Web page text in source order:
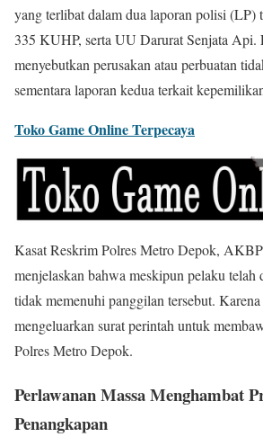
yang terlibat dalam dua laporan polisi (LP)
335 KUHP, serta UU Darurat Senjata Api.
menyebutkan perusakan atau perbuatan
sementara laporan kedua terkait
Toko Game Online Terpecaya
Kasat Reskrim Polres Metro Depok,
menjelaskan bahwa meskipun pelaku
tidak memenuhi panggilan tersebut.
mengeluarkan surat perintah untuk
Polres Metro Depok.
Perlawanan Massa Menghambat
Penangkapan